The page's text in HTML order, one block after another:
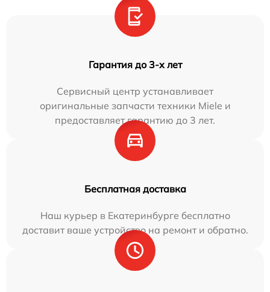
Гарантия до 3-х лет
Сервисный центр устанавливает
оригинальные запчасти техники Miele и
предоставляет гарантию до 3 лет.
Бесплатная доставка
Наш курьер в Екатеринбурге бесплатно
доставит ваше устройство на ремонт и обратно.